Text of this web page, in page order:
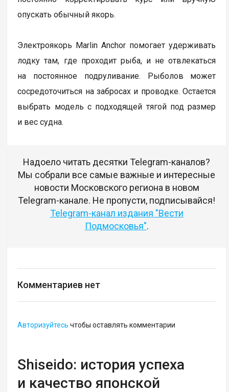
опускать обычный якорь.
Электроякорь Marlin Anchor помогает удерживать
лодку там, где проходит рыба, и не отвлекаться
на постоянное подруливание. Рыболов может
сосредоточиться на забросах и проводке. Остается
выбрать модель с подходящей тягой под размер
и вес судна.
Надоело читать десятки Telegram-каналов?
Мы собрали все самые важные и интересные
новости Московского региона в новом
Telegram-канале. Не пропусти, подписывайся!
Telegram-канал издания "Вести
Подмосковья".
Комментариев нет
Авторизуйтесь чтобы оставлять комментарии
Shiseido: история успеха
и качество японской